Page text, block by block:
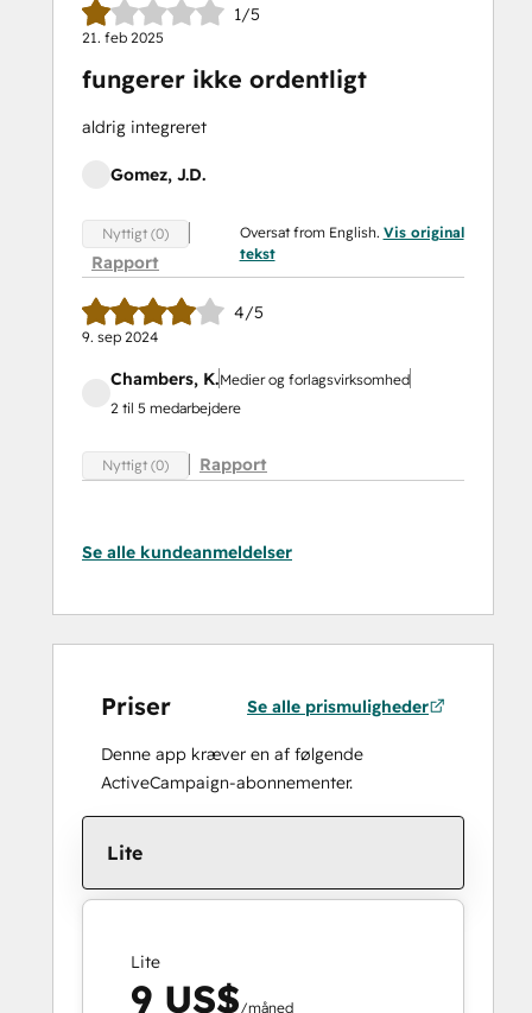
1/5
21. feb 2025
fungerer ikke ordentligt
aldrig integreret
Gomez, J.D.
Nyttigt (0)
Rapport
Oversat from English. Vis original
tekst
4/5
9. sep 2024
Chambers, K.Medier og forlagsvirksomhed
2 til 5 medarbejdere
Nyttigt (0) Rapport
Se alle kundeanmeldelser
Priser Se alle prismuligheder
Denne app kræver en af følgende
ActiveCampaign-abonnementer.
Lite
Lite
9 US$/måned